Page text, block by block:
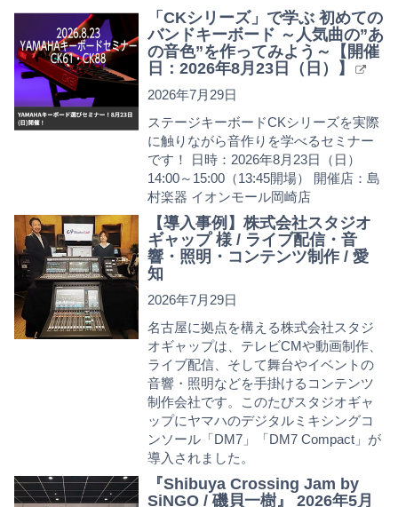
「CKシリーズ」で学ぶ 初めての
バンドキーボード ～人気曲の”あ
の音色”を作ってみよう～【開催
日：2026年8月23日（日）】
2026年7月29日
ステージキーボードCKシリーズを実際
に触りながら音作りを学べるセミナー
です！ 日時：2026年8月23日（日）
14:00～15:00（13:45開場） 開催店：島
村楽器 イオンモール岡崎店
【導入事例】株式会社スタジオ
ギャップ 様 / ライブ配信・音
響・照明・コンテンツ制作 / 愛
知
2026年7月29日
名古屋に拠点を構える株式会社スタジ
オギャップは、テレビCMや動画制作、
ライブ配信、そして舞台やイベントの
音響・照明などを手掛けるコンテンツ
制作会社です。このたびスタジオギャ
ップにヤマハのデジタルミキシングコ
ンソール「DM7」「DM7 Compact」が
導入されました。
『Shibuya Crossing Jam by
SiNGO / 磯貝一樹』 2026年5月